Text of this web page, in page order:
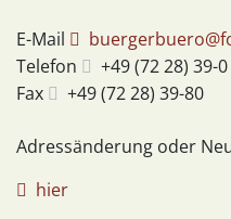
E-Mail
Telefon
+49 (7228) 39-0
Fax
+49 (7228) 39-80
Adressänderung oder
hier